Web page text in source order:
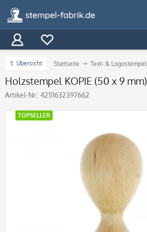
Übersicht Startseite Text- & Logostempel
Holzstempel KOPIE (50 x 9 mm)
Artikel-Nr.: 4251632397662
TOPSELLER